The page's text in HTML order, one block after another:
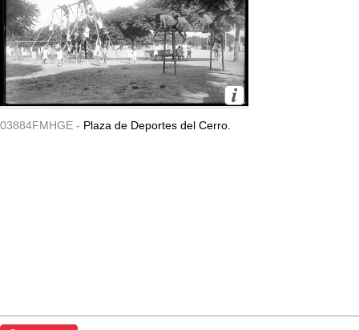
03884FMHGE - Plaza de Deportes del Cerro.